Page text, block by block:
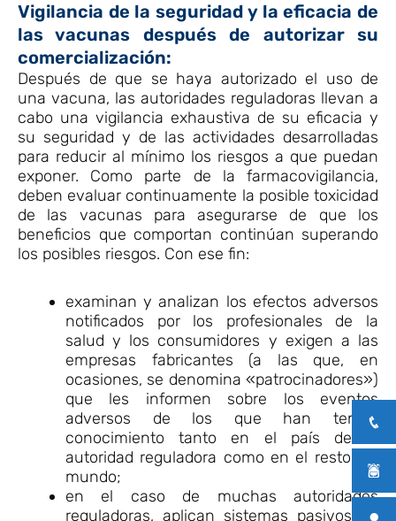
Vigilancia de la seguridad y la eficacia de
las vacunas después de autorizar su
comercialización:
Después de que se haya autorizado el uso de
una vacuna, las autoridades reguladoras llevan a
cabo una vigilancia exhaustiva de su eficacia y
su seguridad y de las actividades desarrolladas
para reducir al mínimo los riesgos a que puedan
exponer. Como parte de la farmacovigilancia,
deben evaluar continuamente la posible toxicidad
de las vacunas para asegurarse de que los
beneficios que comportan continúan superando
los posibles riesgos. Con ese fin:
examinan y analizan los efectos adversos
notificados por los profesionales de la
salud y los consumidores y exigen a las
empresas fabricantes (a las que, en
ocasiones, se denomina «patrocinadores»)
que les informen sobre los eventos
adversos de los que han tenido
conocimiento tanto en el país de la
autoridad reguladora como en el resto del
mundo;
en el caso de muchas autoridades
reguladoras, aplican sistemas pasivos de